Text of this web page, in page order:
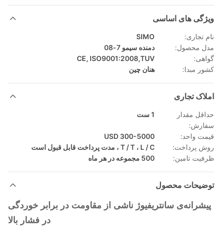
ویژگی های اساسی
نام تجاری:
SIMO
مدل محصول:
دمنده سیمو 7-08
گواهی:
CE, ISO9001:2008,TUV
کشور مبدا:
هنان چین
املاک تجاری
حداقل مقدار
سفارش:
1 ست
قیمت واحد:
300-5000 USD
روش پرداخت:
T / T ، L / C ، مدت پرداخت قابل قبول است
ظرفیت تامین:
500 مجموعه در هر ماه
توضیحات محصول
پیشرانه‌ی سانتریفیوژ ناشی از مقاومت در برابر خوردگی
در فشار بالا